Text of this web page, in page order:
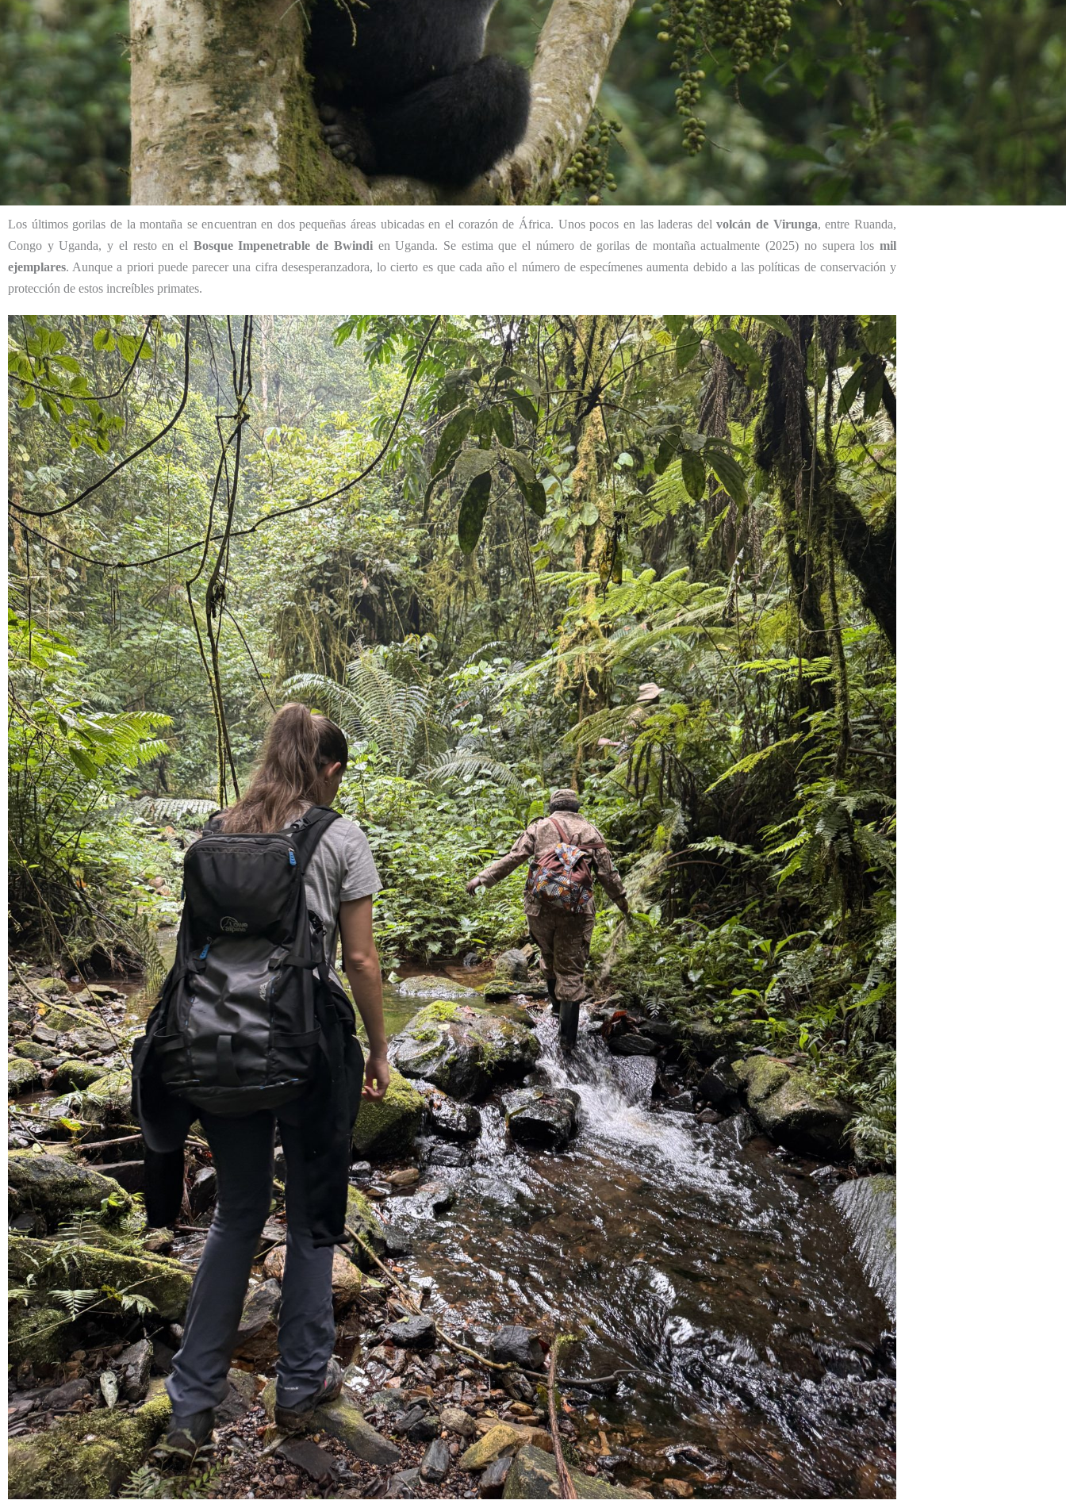
Los últimos gorilas de la montaña se encuentran en dos pequeñas áreas ubicadas en el corazón de África. Unos pocos en las laderas delvolcán de Virunga, entre Ruanda,
Congo y Uganda, y el resto en el Bosque Impenetrable de Bwindien Uganda. Se estima que el número de gorilas de montaña actualmente (2025) no supera losmil
ejemplares. Aunque a priori puede parecer una cifra desesperanzadora, lo cierto es que cada año el número de especímenes aumenta debido a las políticas de conservación y
protección de estos increíbles primates.